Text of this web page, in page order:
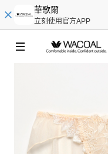
華歌爾
立刻使用官方APP